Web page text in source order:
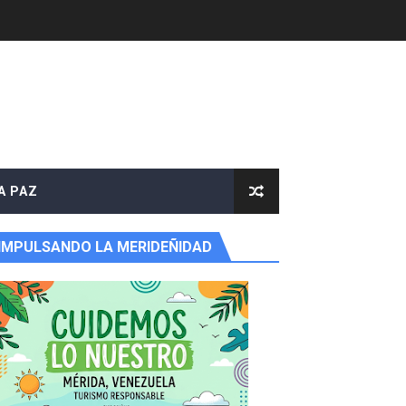
PAZ
IMPULSANDO LA MERIDEÑIDAD